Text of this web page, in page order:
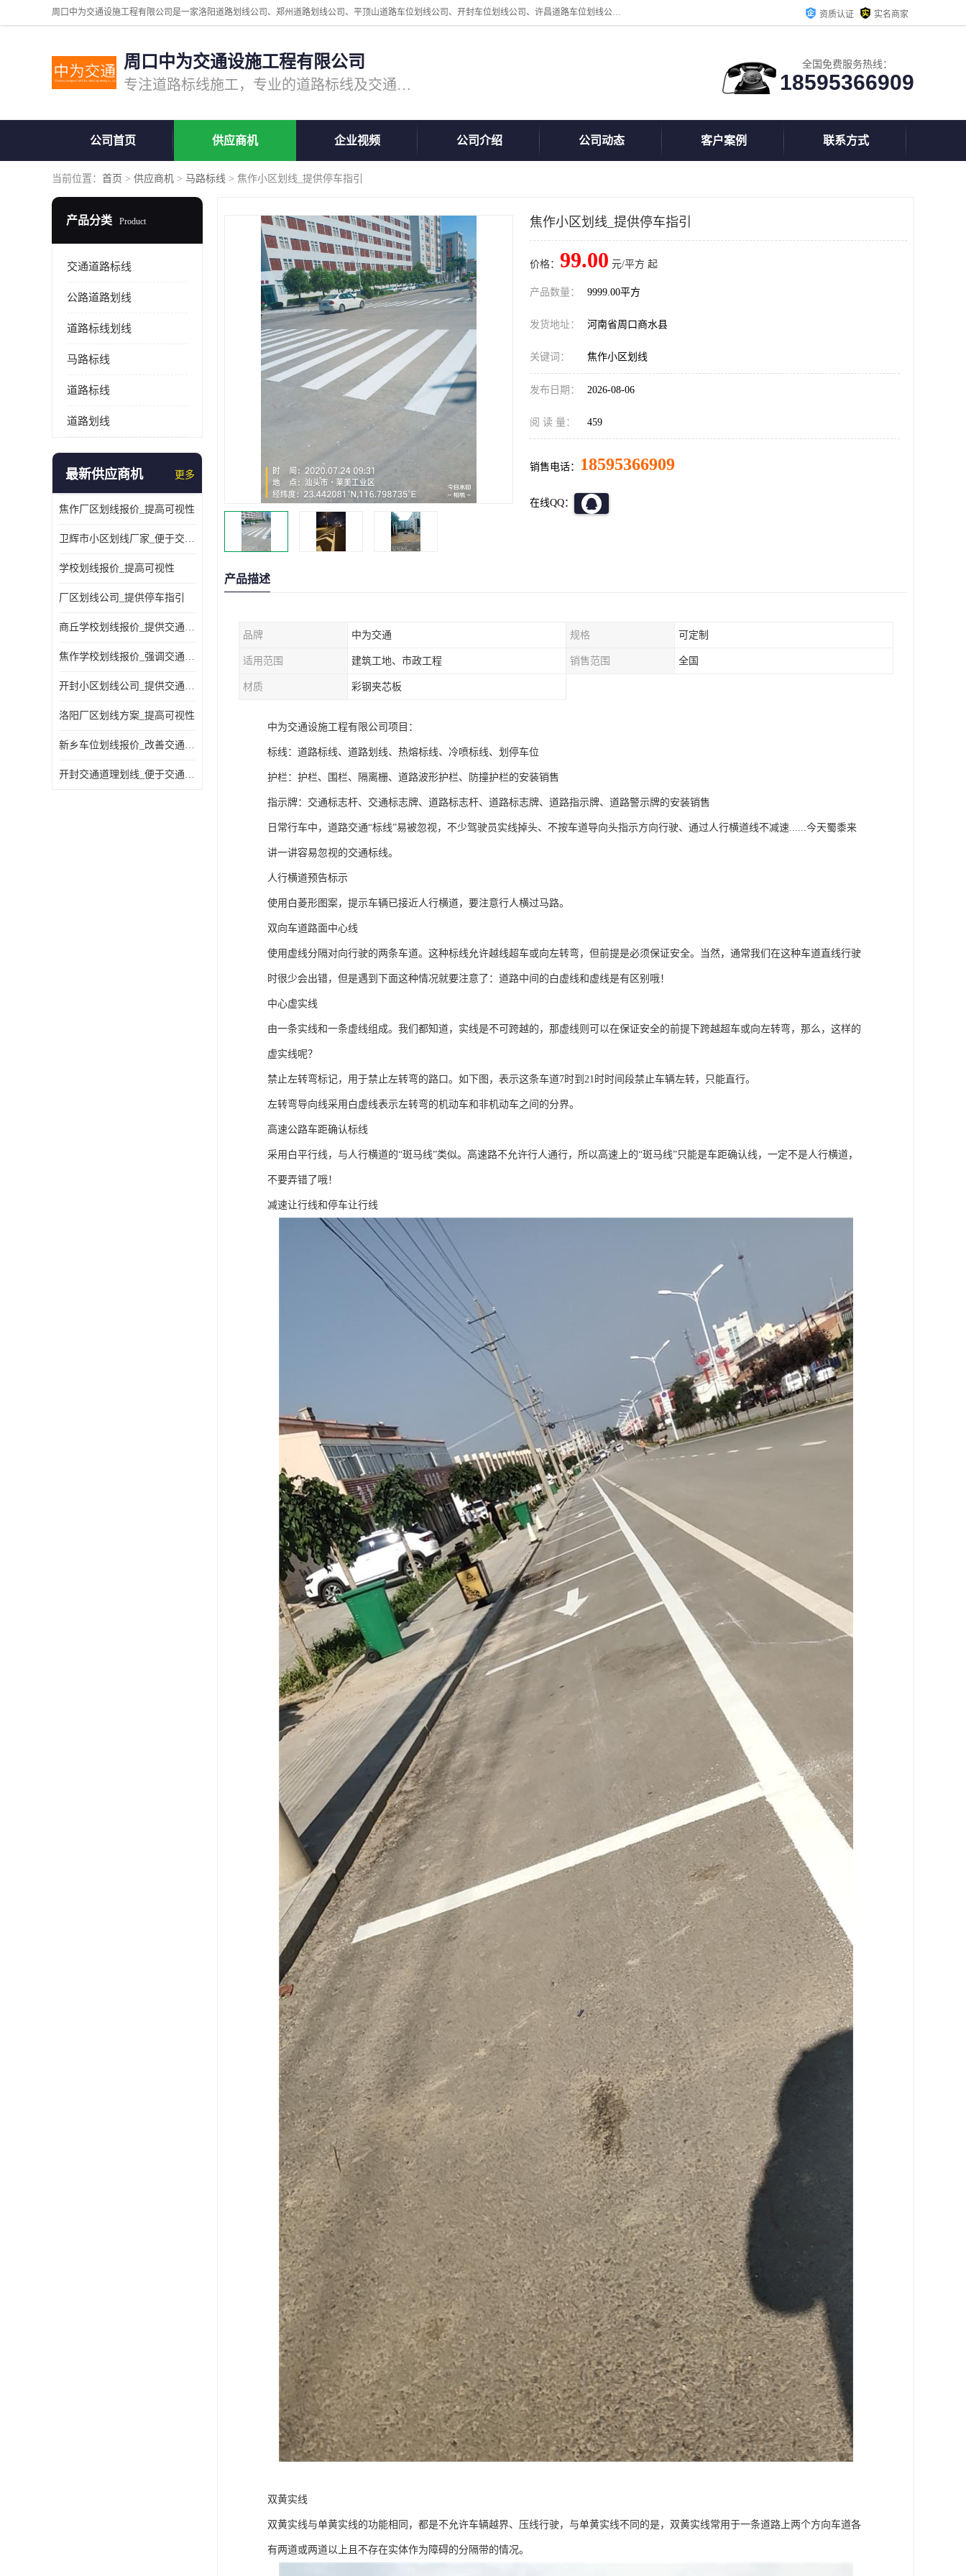
周口中为交通设施工程有限公司是一家洛阳道路划线公司、郑州道路划线公司、平顶山道路车位划线公司、开封车位划线公司、许昌道路车位划线公司、漯河道路车位划线公司，公司始终坚持“诚信、匠心、专注”的宗旨；我们的经营理念是：的服务。 资质认证 实名商家
周口中为交通设施工程有限公司
专注道路标线施工，专业的道路标线及交通设施施工服务商!
全国免费服务热线：
18595366909
公司首页 供应商机 企业视频 公司介绍 公司动态 客户案例 联系方式
当前位置： 首页 > 供应商机 > 马路标线 > 焦作小区划线_提供停车指引
产品分类 Product
交通道路标线
公路道路划线
道路标线划线
马路标线
道路标线
道路划线
最新供应商机 更多
焦作厂区划线报价_提高可视性
卫辉市小区划线厂家_便于交通管理
学校划线报价_提高可视性
厂区划线公司_提供停车指引
商丘学校划线报价_提供交通信息
焦作学校划线报价_强调交通规则
开封小区划线公司_提供交通信息
洛阳厂区划线方案_提高可视性
新乡车位划线报价_改善交通效率
开封交通道理划线_便于交通管理
焦作小区划线_提供停车指引
价格： 99.00 元/平方 起
产品数量： 9999.00平方
发货地址： 河南省周口商水县
关键词： 焦作小区划线
发布日期： 2026-08-06
阅 读 量： 459
销售电话： 18595366909
在线QQ：
产品描述
品牌 中为交通 规格 可定制
适用范围 建筑工地、市政工程 销售范围 全国
材质 彩钢夹芯板
中为交通设施工程有限公司项目：
标线：道路标线、道路划线、热熔标线、冷喷标线、划停车位
护栏：护栏、围栏、隔离栅、道路波形护栏、防撞护栏的安装销售
指示牌：交通标志杆、交通标志牌、道路标志杆、道路标志牌、道路指示牌、道路警示牌的安装销售
日常行车中，道路交通“标线”易被忽视，不少驾驶员实线掉头、不按车道导向头指示方向行驶、通过人行横道线不减速......今天蜀黍来
讲一讲容易忽视的交通标线。
人行横道预告标示
使用白菱形图案，提示车辆已接近人行横道，要注意行人横过马路。
双向车道路面中心线
使用虚线分隔对向行驶的两条车道。这种标线允许越线超车或向左转弯，但前提是必须保证安全。当然，通常我们在这种车道直线行驶
时很少会出错，但是遇到下面这种情况就要注意了：道路中间的白虚线和虚线是有区别哦！
中心虚实线
由一条实线和一条虚线组成。我们都知道，实线是不可跨越的，那虚线则可以在保证安全的前提下跨越超车或向左转弯，那么，这样的
虚实线呢？
禁止左转弯标记，用于禁止左转弯的路口。如下图，表示这条车道7时到21时时间段禁止车辆左转，只能直行。
左转弯导向线采用白虚线表示左转弯的机动车和非机动车之间的分界。
高速公路车距确认标线
采用白平行线，与人行横道的“斑马线”类似。高速路不允许行人通行，所以高速上的“斑马线”只能是车距确认线，一定不是人行横道，
不要弄错了哦！
减速让行线和停车让行线
双黄实线
双黄实线与单黄实线的功能相同，都是不允许车辆越界、压线行驶，与单黄实线不同的是，双黄实线常用于一条道路上两个方向车道各
有两道或两道以上且不存在实体作为障碍的分隔带的情况。